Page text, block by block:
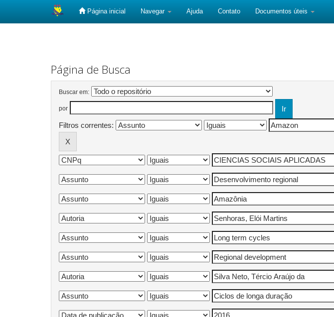
Página inicial Navegar Ajuda Contato Documentos úteis
Página de Busca
Buscar em:
por
Filtros correntes: